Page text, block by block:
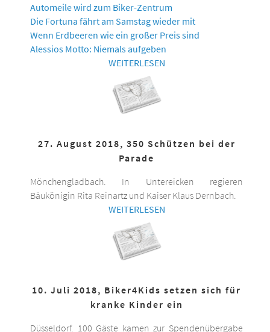
Automeile wird zum Biker-Zentrum
Die Fortuna fährt am Samstag wieder mit
Wenn Erdbeeren wie ein großer Preis sind
Alessios Motto: Niemals aufgeben
WEITERLESEN
27. August 2018, 350 Schützen bei der
Parade
Mönchengladbach. In Untereicken regieren
Bäukönigin Rita Reinartz und Kaiser Klaus Dernbach.
WEITERLESEN
10. Juli 2018, Biker4Kids setzen sich für
kranke Kinder ein
Düsseldorf. 100 Gäste kamen zur Spendenübergabe